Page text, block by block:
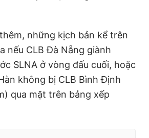
những kịch bản kể trên
nếu CLB Đà Nẵng giành
SLNA ở vòng đấu cuối, hoặc
không bị CLB Bình Định
qua mặt trên bảng xếp